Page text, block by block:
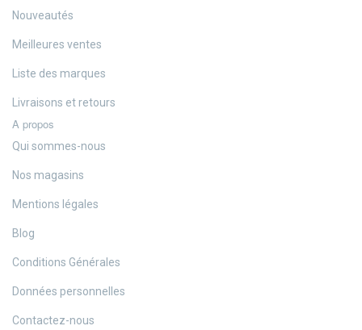
Nouveautés
Meilleures ventes
Liste des marques
Livraisons et retours
A propos
Qui sommes-nous
Nos magasins
Mentions légales
Blog
Conditions Générales
Données personnelles
Contactez-nous